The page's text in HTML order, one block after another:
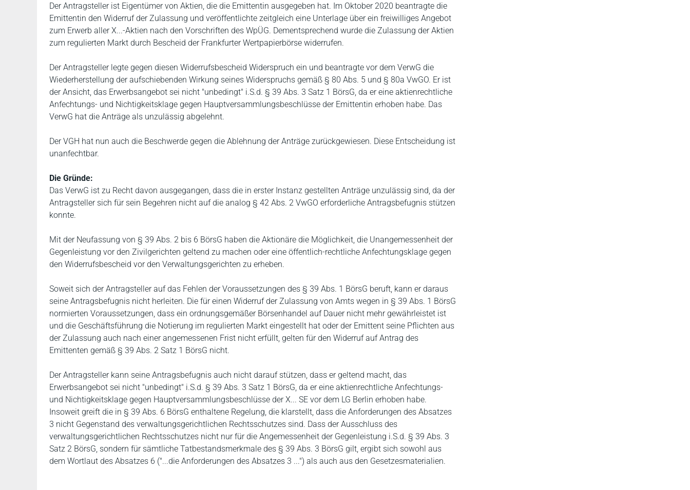
Der Antragsteller ist Eigentümer von Aktien, die die Emittentin ausgegeben hat. Im Oktober 2020 beantragte die
Emittentin den Widerruf der Zulassung und veröffentlichte zeitgleich eine Unterlage über ein freiwilliges Angebot
zum Erwerb aller X...-Aktien nach den Vorschriften des WpÜG. Dementsprechend wurde die Zulassung der Aktien
zum regulierten Markt durch Bescheid der Frankfurter Wertpapierbörse widerrufen.
Der Antragsteller legte gegen diesen Widerrufsbescheid Widerspruch ein und beantragte vor dem VerwG die
Wiederherstellung der aufschiebenden Wirkung seines Widerspruchs gemäß § 80 Abs. 5 und § 80a VwGO. Er ist
der Ansicht, das Erwerbsangebot sei nicht "unbedingt" i.S.d. § 39 Abs. 3 Satz 1 BörsG, da er eine aktienrechtliche
Anfechtungs- und Nichtigkeitsklage gegen Hauptversammlungsbeschlüsse der Emittentin erhoben habe. Das
VerwG hat die Anträge als unzulässig abgelehnt.
Der VGH hat nun auch die Beschwerde gegen die Ablehnung der Anträge zurückgewiesen. Diese Entscheidung ist
unanfechtbar.
Die Gründe:
Das VerwG ist zu Recht davon ausgegangen, dass die in erster Instanz gestellten Anträge unzulässig sind, da der
Antragsteller sich für sein Begehren nicht auf die analog § 42 Abs. 2 VwGO erforderliche Antragsbefugnis stützen
konnte.
Mit der Neufassung von § 39 Abs. 2 bis 6 BörsG haben die Aktionäre die Möglichkeit, die Unangemessenheit der
Gegenleistung vor den Zivilgerichten geltend zu machen oder eine öffentlich-rechtliche Anfechtungsklage gegen
den Widerrufsbescheid vor den Verwaltungsgerichten zu erheben.
Soweit sich der Antragsteller auf das Fehlen der Voraussetzungen des § 39 Abs. 1 BörsG beruft, kann er daraus
seine Antragsbefugnis nicht herleiten. Die für einen Widerruf der Zulassung von Amts wegen in § 39 Abs. 1 BörsG
normierten Voraussetzungen, dass ein ordnungsgemäßer Börsenhandel auf Dauer nicht mehr gewährleistet ist
und die Geschäftsführung die Notierung im regulierten Markt eingestellt hat oder der Emittent seine Pflichten aus
der Zulassung auch nach einer angemessenen Frist nicht erfüllt, gelten für den Widerruf auf Antrag des
Emittenten gemäß § 39 Abs. 2 Satz 1 BörsG nicht.
Der Antragsteller kann seine Antragsbefugnis auch nicht darauf stützen, dass er geltend macht, das
Erwerbsangebot sei nicht "unbedingt" i.S.d. § 39 Abs. 3 Satz 1 BörsG, da er eine aktienrechtliche Anfechtungs-
und Nichtigkeitsklage gegen Hauptversammlungsbeschlüsse der X... SE vor dem LG Berlin erhoben habe.
Insoweit greift die in § 39 Abs. 6 BörsG enthaltene Regelung, die klarstellt, dass die Anforderungen des Absatzes
3 nicht Gegenstand des verwaltungsgerichtlichen Rechtsschutzes sind. Dass der Ausschluss des
verwaltungsgerichtlichen Rechtsschutzes nicht nur für die Angemessenheit der Gegenleistung i.S.d. § 39 Abs. 3
Satz 2 BörsG, sondern für sämtliche Tatbestandsmerkmale des § 39 Abs. 3 BörsG gilt, ergibt sich sowohl aus
dem Wortlaut des Absatzes 6 ("...die Anforderungen des Absatzes 3 ...") als auch aus den Gesetzesmaterialien.